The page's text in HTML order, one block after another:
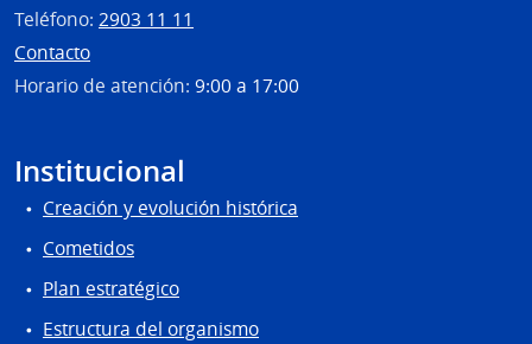
Teléfono: 2903 11 11
Contacto
Horario de atención: 9:00 a 17:00
Institucional
Creación y evolución histórica
Cometidos
Plan estratégico
Estructura del organismo